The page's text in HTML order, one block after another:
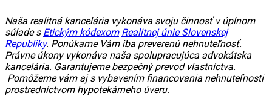
Naša realitná kancelária vykonáva svoju činnosť v úplnom
súlade s Etickým kódexom Realitnej únie Slovenskej
Republiky. Ponúkame Vám iba preverenú nehnuteľnosť.
Právne úkony vykonáva naša spolupracujúca advokátska
kancelária. Garantujeme bezpečný prevod vlastníctva.
Pomôžeme vám aj s vybavením financovania nehnuteľnosti
prostredníctvom hypotekárneho úveru.